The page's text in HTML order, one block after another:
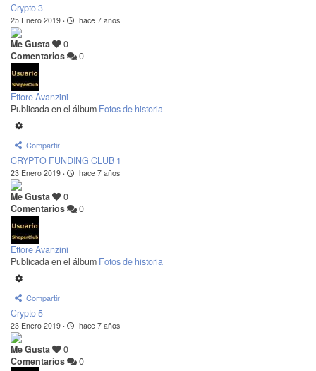
Crypto 3
25 Enero 2019 · hace 7 años
Me Gusta
0
Comentarios
0
Ettore Avanzini
Publicada en el álbum Fotos de historia
Compartir
CRYPTO FUNDING CLUB 1
23 Enero 2019 · hace 7 años
Me Gusta
0
Comentarios
0
Ettore Avanzini
Publicada en el álbum Fotos de historia
Compartir
Crypto 5
23 Enero 2019 · hace 7 años
Me Gusta
0
Comentarios
0